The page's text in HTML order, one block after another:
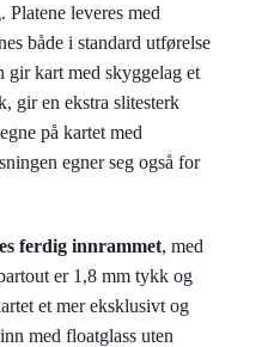
leveres med
både i standard utførelse
gir kart med skyggelag et
gir en ekstra slitesterk
på kartet med
egner seg også for
ferdig innrammet, med
er 1,8 mm tykk og
et mer eksklusivt og
med floatglass uten